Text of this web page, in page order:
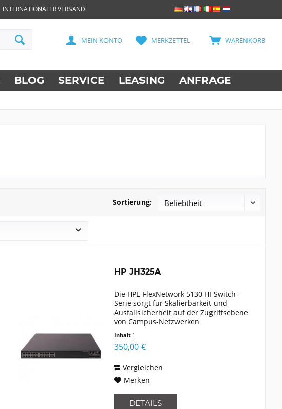
INTERNATIONALER VERSAND
WARENKORB
MERKZETTEL
MEIN KONTO
BLOG SERVICE LEASING ANFRAGE
Sortierung:
HP JH325A
Die HPE FlexNetwork 5130 HI Switch-
Serie sorgt für Skalierbarkeit und
Ausfallsicherheit auf der Zugriffsebene
von Campus-Netzwerken
Unternehmen. Dieser FlexNetwork
Switch unterstützt auf
Inhalt 1
350,00 €
Vergleichen
Merken
DETAILS